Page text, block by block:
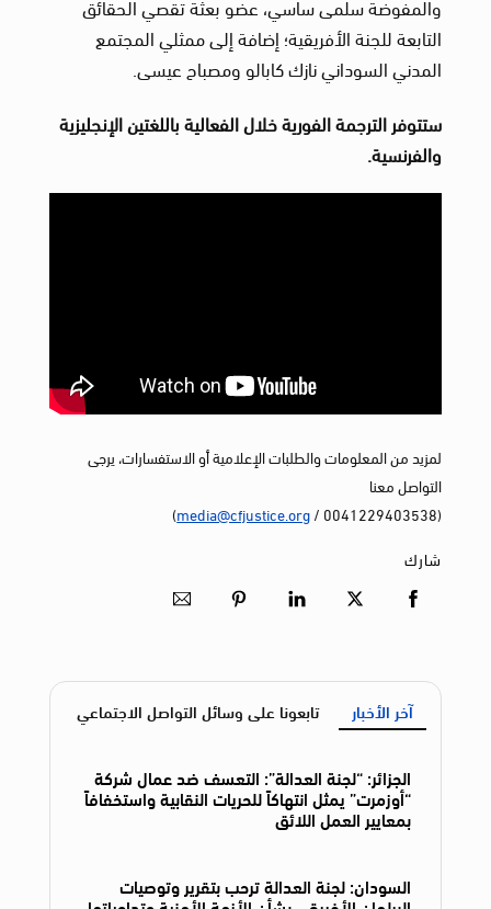
التابعة للجنة الأفريقية؛ إضافة إلى ممثلي المجتمع
المدني السوداني نازك كابالو ومصباح عيسى.
ستتوفر الترجمة الفورية خلال الفعالية باللغتين الإنجليزية
والفرنسية.
لمزيد من المعلومات والطلبات الإعلامية أو الاستفسارات، يرجى
التواصل معنا
(0041229403538 /
media@cfjustice.org
)
شارك
آخر الأخبار تابعونا على وسائل التواصل الاجتماعي
الجزائر: “لجنة العدالة”: التعسف ضد عمال شركة
“أوزمرت” يمثل انتهاكاً للحريات النقابية واستخفافاً
بمعايير العمل اللائق
السودان: لجنة العدالة ترحب بتقرير وتوصيات